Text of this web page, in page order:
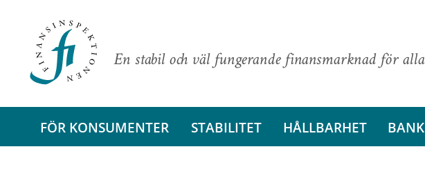
En stabil och väl fungerande finansmarknad för alla
FÖR KONSUMENTER STABILITET HÅLLBARHET BANK